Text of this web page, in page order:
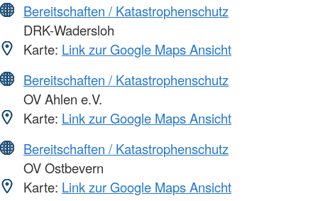
Bereitschaften / Katastrophenschutz
DRK-Wadersloh
Karte: Link zur Google Maps Ansicht
Bereitschaften / Katastrophenschutz
OV Ahlen e.V.
Karte: Link zur Google Maps Ansicht
Bereitschaften / Katastrophenschutz
OV Ostbevern
Karte: Link zur Google Maps Ansicht